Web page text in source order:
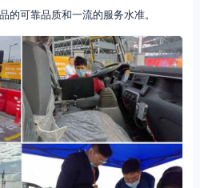
的可靠品质和一流的服务水准。